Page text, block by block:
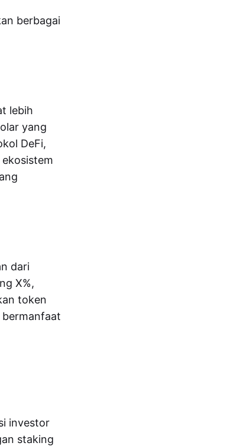
berbagai
lebih
yang
DeFi,
dari
X%,
token
investor
staking